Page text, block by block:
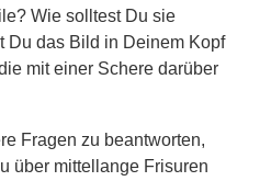
Wie solltest Du sie
Du das Bild in Deinem Kopf
mit einer Schere darüber
Fragen zu beantworten,
über mittellange Frisuren